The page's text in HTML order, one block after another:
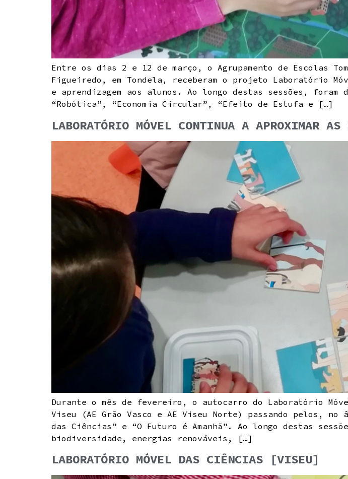
Entre os dias 2 e 12 de março, o Agrupamento de Escolas
Figueiredo, em Tondela, receberam o projeto Laboratório
e aprendizagem aos alunos. Ao longo destas sessões, foram
“Robótica”, “Economia Circular”, “Efeito de Estufa e […]
LABORATÓRIO MÓVEL CONTINUA A APROXIMAR
Durante o mês de fevereiro, o autocarro do Laboratório
Viseu (AE Grão Vasco e AE Viseu Norte) passando pelos,
das Ciências” e “O Futuro é Amanhã”. Ao longo destas
biodiversidade, energias renováveis, […]
LABORATÓRIO MÓVEL DAS CIÊNCIAS [VISEU]